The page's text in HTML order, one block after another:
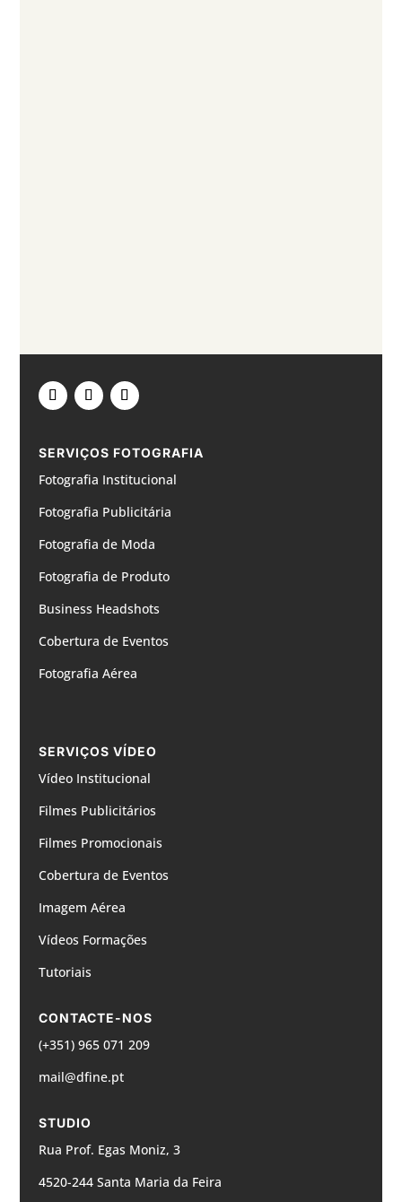
SERVIÇOS FOTOGRAFIA
Fotografia Institucional
Fotografia Publicitária
Fotografia de Moda
Fotografia de Produto
Business Headshots
Cobertura de Eventos
Fotografia Aérea
SERVIÇOS VÍDEO
Vídeo Institucional
Filmes Publicitários
Filmes Promocionais
Cobertura de Eventos
Imagem Aérea
Vídeos Formações
Tutoriais
CONTACTE-NOS
(+351) 965 071 209
mail@dfine.pt
STUDIO
Rua Prof. Egas Moniz, 3
4520-244 Santa Maria da Feira